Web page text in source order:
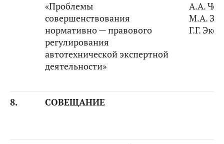
«Проблемы
совершенствования
нормативно — правового
регулирования
автотехнической экспертной
деятельности»
А.А.
М.А.
Г.Г.
8. СОВЕЩАНИЕ